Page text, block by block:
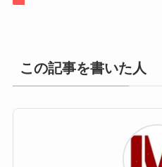
この記事を書いた人